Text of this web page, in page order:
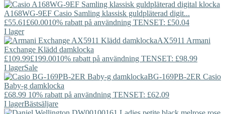
A168WG-9EF Casio Samling klassisk guldpläterad digit...
£55.61 £60.0010% rabatt på användning TENSET: £50.04
I lager
AX5911 Armani
Exchange Klädd damklocka
£109.99£199.0010% rabatt på användning TENSET: £98.99
I lagerSale
BG-169PB-2ER Casio
Baby-g damklocka
£68.99 10% rabatt på användning TENSET: £62.09
I lagerBästsäljare